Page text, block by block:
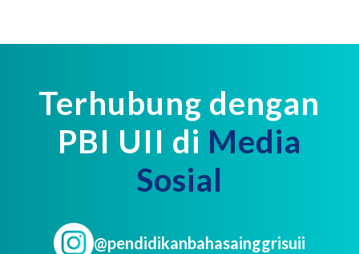
Terhubung dengan
PBI UII di Media
Sosial
@pendidikanbahasainggrisuii